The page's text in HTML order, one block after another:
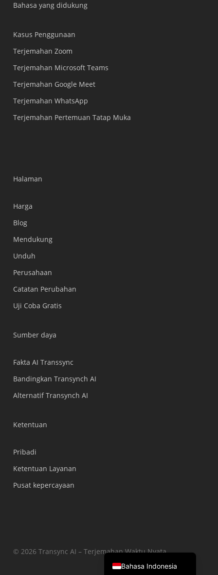
Bahasa yang didukung
Kasus Penggunaan
Terjemahan Zoom
Terjemahan Microsoft Teams
Terjemahan Google Meet
Terjemahan WhatsApp
Terjemahan Pertemuan Tatap Muka
Halaman
Harga
Blog
Mendukung
Unduh
Perusahaan
Catatan Perubahan
Uji Coba Gratis
Sumber daya
Fakta AI Transsync
Bandingkan Transynch AI
Alternatif Transynch AI
Ketentuan
Pribadi
Ketentuan Layanan
Pusat kepercayaan
© 2026 Transync AI – Terjemahan Waktu Nyata.
Bahasa Indonesia
English